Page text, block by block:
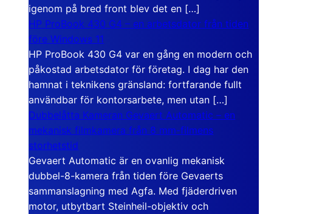
igenom på bred front blev det en […]
HP ProBook 430 G4 – en arbetsdator från tiden
före Windows 11
HP ProBook 430 G4 var en gång en modern och
påkostad arbetsdator för företag. I dag har den
hamnat i teknikens gränsland: fortfarande fullt
användbar för kontorsarbete, men utan […]
Dubbelåtta Kameran Gevaert Automatic – en
mekanisk filmkamera från 8 mm-filmens
storhetstid
Gevaert Automatic är en ovanlig mekanisk
dubbel-8-kamera från tiden före Gevaerts
sammanslagning med Agfa. Med fjäderdriven
motor, utbytbart Steinheil-objektiv och